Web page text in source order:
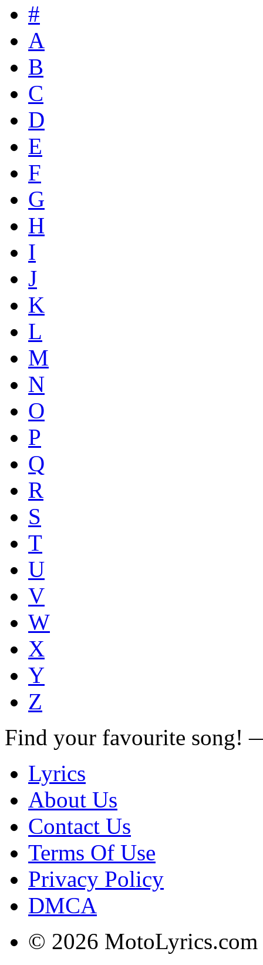
#
A
B
C
D
E
F
G
H
I
J
K
L
M
N
O
P
Q
R
S
T
U
V
W
X
Y
Z
Find your favourite song!
Lyrics
About Us
Contact Us
Terms Of Use
Privacy Policy
DMCA
© 2026 MotoLyrics.com